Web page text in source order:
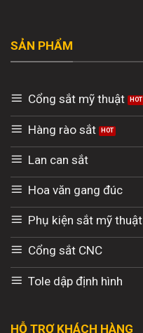
SẢN PHẨM
Cổng sắt mỹ thuật
Hàng rào sắt
Lan can sắt
Hoa văn gang đúc
Phụ kiện sắt mỹ thuật
Cổng sắt CNC
Tole dập định hình
HỖ TRỢ KHÁCH HÀNG